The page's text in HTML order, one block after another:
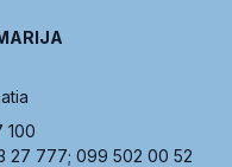
100
27 777; 099 502 00 52